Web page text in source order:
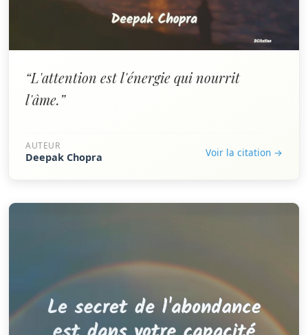
“L'attention est l'énergie qui nourrit
l'âme.”
AUTEUR
Deepak Chopra Voir la citation →